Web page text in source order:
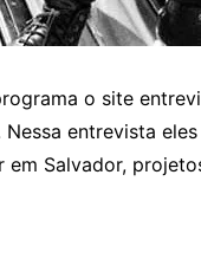
o site
entrevista
Salvador,